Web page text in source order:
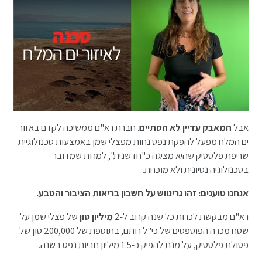
אבלהמאבק עדיין לא הסתיים. חברת רא"ם ממשיכה לקדם באזור
ים המלח מפעל להפקת נפט נחות מפצלי שמן באמצעות טכנולוגיית
שריפת פלסטיק שהיא מציגה כ"חדשנית", למרות שמדובר
בטכנולוגיה נסיונית ולא מוכחת.
אנחנו טוענים: זהו גרינווש על חשבון בריאות הציבור והטבע.
רא"ם מבקשת לכרות כל שנה קרוב ל-2 מיליון טוןשל פצלי שמן על
שטח מכרה הפוספטים של כי"ל רותם, בתוספת של 200,000 טון של
פסולת פלסטיק, על מנת להפיק כ-1.5 מיליון חביות נפט בשנה.